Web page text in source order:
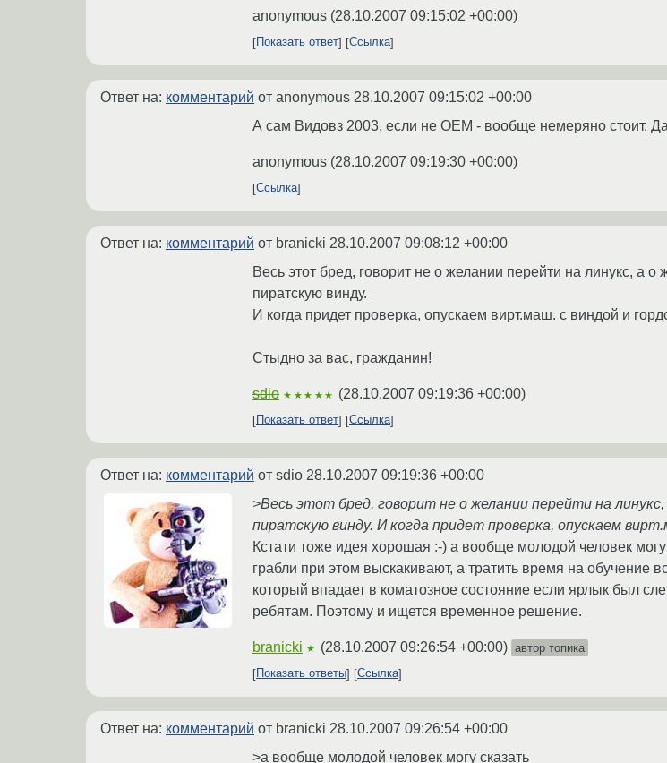
anonymous (28.10.2007 09:15:02 +00:00)
Показать ответ Ссылка
Ответ на: комментарий от anonymous 28.10.2007 09:15:02 +00:00
А сам Видовз 2003, если не ОЕМ - вообще немеряно стоит.
anonymous (28.10.2007 09:19:30 +00:00)
Ссылка
Ответ на: комментарий от branicki 28.10.2007 09:08:12 +00:00
Весь этот бред, говорит не о желании перейти на линукс, а
пиратскую винду.
И когда придет проверка, опускаем вирт.маш. с виндой и
Стыдно за вас, гражданин!
sdio ★★★★★ (28.10.2007 09:19:36 +00:00)
Показать ответ Ссылка
Ответ на: комментарий от sdio 28.10.2007 09:19:36 +00:00
>Весь этот бред, говорит не о желании перейти на
пиратскую винду. И когда придет проверка, опускаем
Кстати тоже идея хорошая :-) а вообще молодой человек
грабли при этом выскакивают, а тратить время на обучение
который впадает в коматозное состояние если ярлык был
ребятам. Поэтому и ищется временное решение.
branicki ★ (28.10.2007 09:26:54 +00:00) автор топика
Показать ответы
Ссылка
Ответ на: комментарий от branicki 28.10.2007 09:26:54 +00:00
>а вообще молодой человек могу сказать